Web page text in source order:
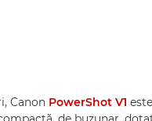
Canon PowerShot V1